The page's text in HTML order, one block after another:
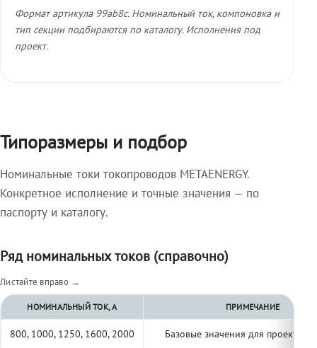
Формат артикула 99ab8c. Номинальный ток, компоновка и
тип секции подбираются по каталогу. Исполнения под
проект.
Типоразмеры и подбор
Номинальные токи токопроводов METAENERGY.
Конкретное исполнение и точные значения — по
паспорту и каталогу.
Ряд номинальных токов (справочно)
Листайте вправо →
НОМИНАЛЬНЫЙ ТОК, А ПРИМЕЧАНИЕ
800, 1000, 1250, 1600, 2000 Базовые значения для